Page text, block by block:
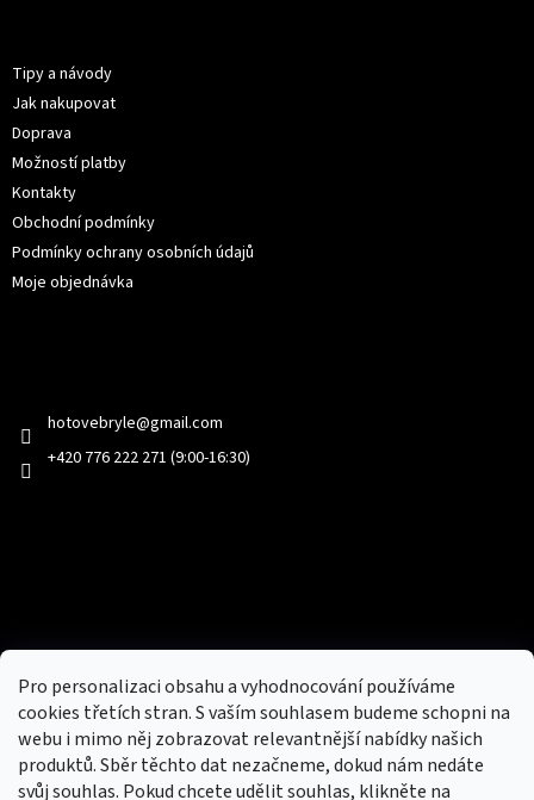
Pro personalizaci obsahu a vyhodnocování používáme
cookies třetích stran. S vaším souhlasem budeme schopni na
webu i mimo něj zobrazovat relevantnější nabídky našich
produktů. Sběr těchto dat nezačneme, dokud nám nedáte
svůj souhlas. Pokud chcete udělit souhlas, klikněte na
Tipy a návody
Jak nakupovat
Doprava
Možností platby
Kontakty
Obchodní podmínky
Podmínky ochrany osobních údajů
Moje objednávka
hotovebryle@gmail.com
+420 776 222 271 (9:00-16:30)